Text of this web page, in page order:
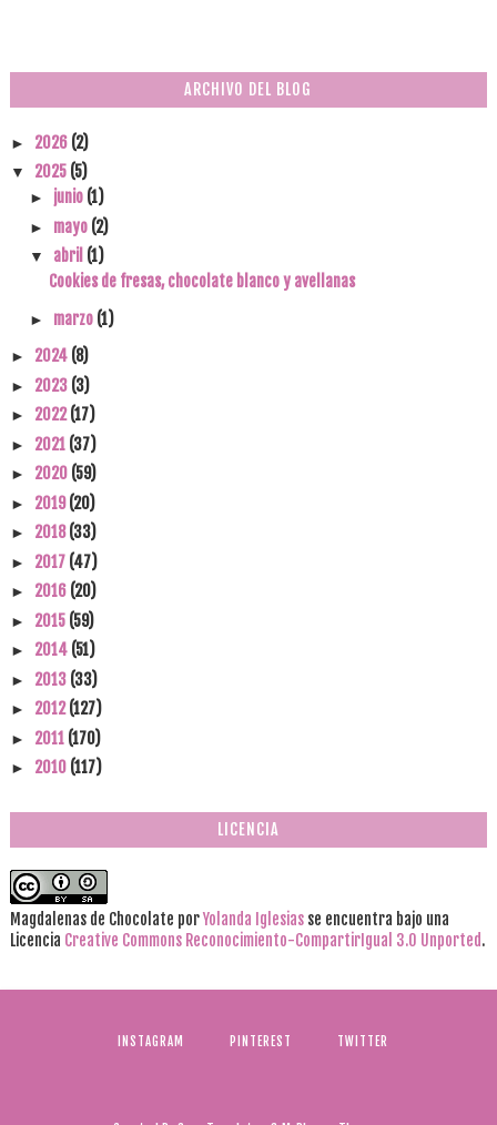
ARCHIVO DEL BLOG
► 2026 (2)
▼ 2025 (5)
► junio (1)
► mayo (2)
▼ abril (1)
Cookies de fresas, chocolate blanco y avellanas
► marzo (1)
► 2024 (8)
► 2023 (3)
► 2022(17)
► 2021 (37)
► 2020 (59)
► 2019(20)
► 2018(33)
► 2017 (47)
► 2016 (20)
► 2015 (59)
► 2014 (51)
► 2013 (33)
► 2012(127)
► 2011 (170)
► 2010 (117)
LICENCIA
Magdalenas de Chocolate porYolanda Iglesiasse encuentra bajo una
Licencia Creative Commons Reconocimiento-CompartirIgual 3.0 Unported.
INSTAGRAM PINTEREST TWITTER